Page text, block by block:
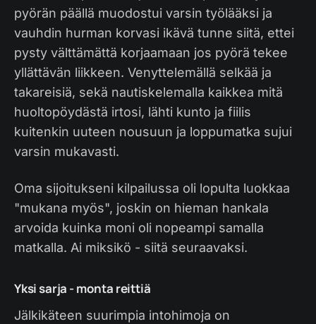
pyörän päällä muodostui varsin työlääksi ja
vauhdin hurman korvasi ikävä tunne siitä, ettei
pysty välttämättä korjaamaan jos pyörä tekee
yllättävän liikkeen. Venyttelemällä selkää ja
takareisiä, sekä nautiskelemalla kaikkea mitä
huoltopöydästä irtosi, lähti kunto ja fiilis
kuitenkin uuteen nousuun ja loppumatka sujui
varsin mukavasti.
Oma sijoitukseni kilpailussa oli lopulta luokkaa
"mukana myös", joskin on hieman hankala
arvoida kuinka moni oli nopeampi samalla
matkalla. Ai miksikö - siitä seuraavaksi.
Yksi sarja - monta reittiä
Jälkikäteen suurimpia intohimoja on